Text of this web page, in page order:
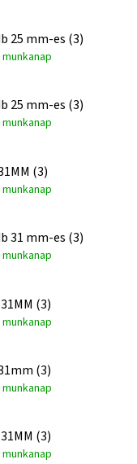
25 mm-es (3)
munkanap
25 mm-es (3)
munkanap
(3)
munkanap
31 mm-es (3)
munkanap
(3)
munkanap
(3)
munkanap
(3)
munkanap